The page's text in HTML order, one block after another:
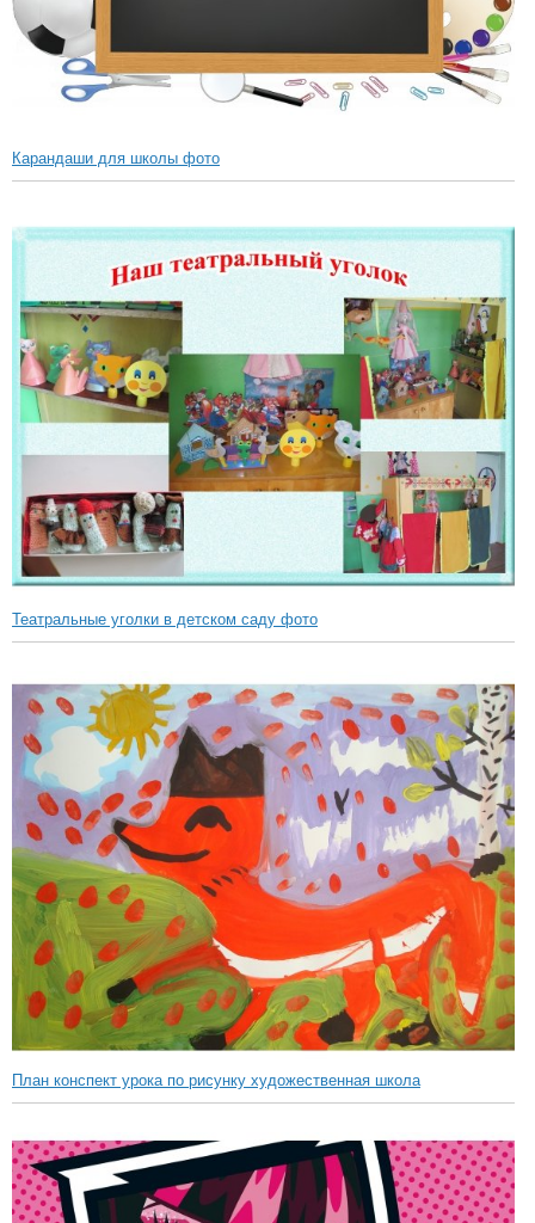
Карандаши для школы фото
Театральные уголки в детском саду фото
План конспект урока по рисунку художественная школа